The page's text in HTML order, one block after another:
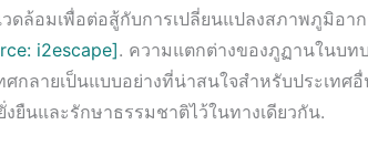
ดล้อมเพื่อต่อสู้กับการเปลี่ยนแปลงสภาพภูมิอา
i2escape]. ความแตกต่างของภูฏานในบท
ศกลายเป็นแบบอย่างที่น่าสนใจสำหรับประเทศ
งยืนและรักษาธรรมชาติไว้ในทางเดียวกัน.